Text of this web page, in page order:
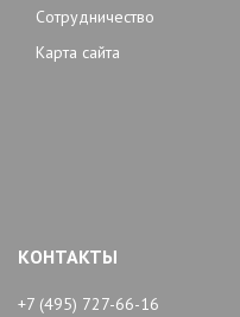
Сотрудничество
Карта сайта
КОНТАКТЫ
+7 (495) 727-66-16